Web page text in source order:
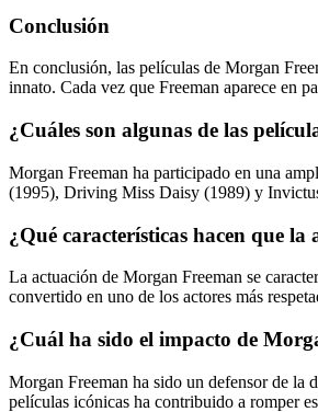
Conclusión
En conclusión, las películas de Morgan
innato. Cada vez que Freeman aparece en
¿Cuáles son algunas de las
Morgan Freeman ha participado en una
(1995), Driving Miss Daisy (1989) y
¿Qué características hacen que
La actuación de Morgan Freeman se
convertido en uno de los actores más
¿Cuál ha sido el impacto de
Morgan Freeman ha sido un defensor de la
películas icónicas ha contribuido a romper